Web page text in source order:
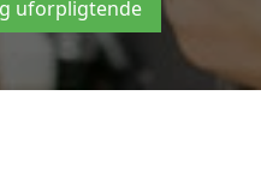
uforpligtende